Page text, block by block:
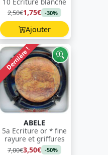
2,50€1,75€ -30%
Ajouter
Dernière !
ABELE
5a Ecriture or * fine
rayure et griffures
7,00€3,50€ -50%